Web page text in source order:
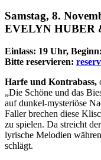
Samstag, 8.
EVELYN HUBER
Einlass: 19 Uhr,
Bitte reservieren:
Harfe und Kontrabass,
„Die Schöne und das
auf dunkel-mysteriöse
Faller brechen diese
zu spielen. Da streicht
lyrische Melodien
schlägt.